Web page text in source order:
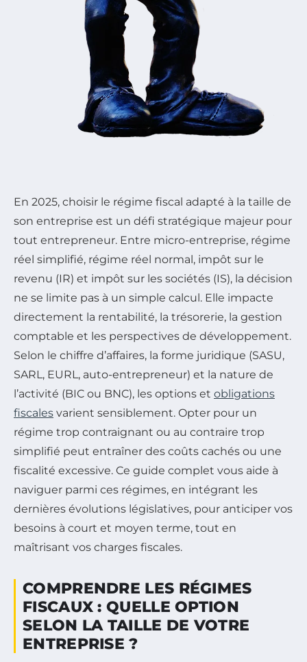
En 2025, choisir le régime fiscal adapté à la taille de
son entreprise est un défi stratégique majeur pour
tout entrepreneur. Entre micro-entreprise, régime
réel simplifié, régime réel normal, impôt sur le
revenu (IR) et impôt sur les sociétés (IS), la décision
ne se limite pas à un simple calcul. Elle impacte
directement la rentabilité, la trésorerie, la gestion
comptable et les perspectives de développement.
Selon le chiffre d’affaires, la forme juridique (SASU,
SARL, EURL, auto-entrepreneur) et la nature de
l’activité (BIC ou BNC), les options et obligations
fiscales varient sensiblement. Opter pour un
régime trop contraignant ou au contraire trop
simplifié peut entraîner des coûts cachés ou une
fiscalité excessive. Ce guide complet vous aide à
naviguer parmi ces régimes, en intégrant les
dernières évolutions législatives, pour anticiper vos
besoins à court et moyen terme, tout en
maîtrisant vos charges fiscales.
COMPRENDRE LES RÉGIMES
FISCAUX : QUELLE OPTION
SELON LA TAILLE DE VOTRE
ENTREPRISE ?